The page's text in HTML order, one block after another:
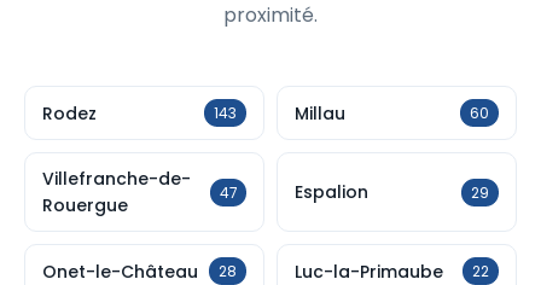
proximité.
Rodez 143 Millau 60
Villefranche-de-
Rouergue
47 Espalion 29
Onet-le-Château 28 Luc-la-Primaube 22